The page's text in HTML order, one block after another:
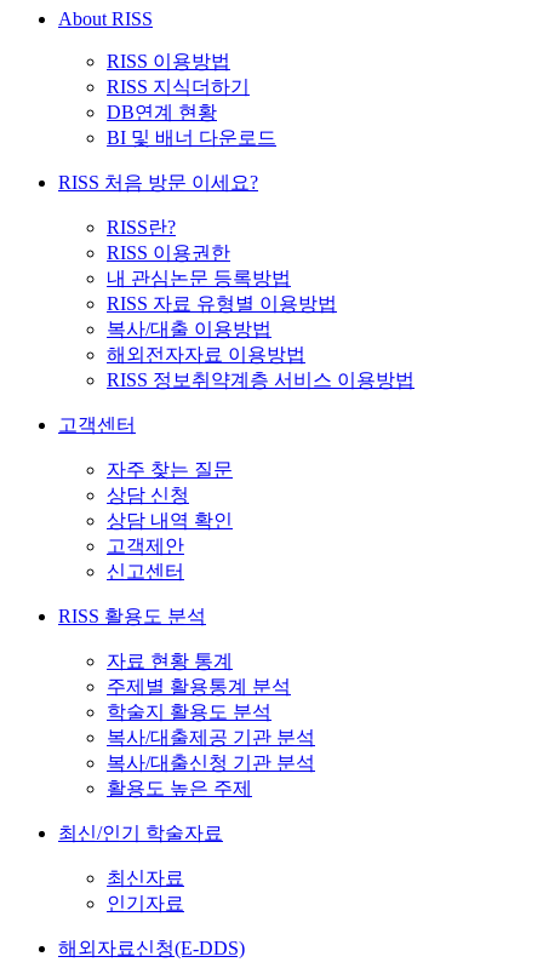
About RISS
RISS 이용방법
RISS 지식더하기
DB연계 현황
BI 및 배너 다운로드
RISS 처음 방문 이세요?
RISS란?
RISS 이용권한
내 관심논문 등록방법
RISS 자료 유형별 이용방법
복사/대출 이용방법
해외전자자료 이용방법
RISS 정보취약계층 서비스 이용방법
고객센터
자주 찾는 질문
상담 신청
상담 내역 확인
고객제안
신고센터
RISS 활용도 분석
자료 현황 통계
주제별 활용통계 분석
학술지 활용도 분석
복사/대출제공 기관 분석
복사/대출신청 기관 분석
활용도 높은 주제
최신/인기 학술자료
최신자료
인기자료
해외자료신청(E-DDS)